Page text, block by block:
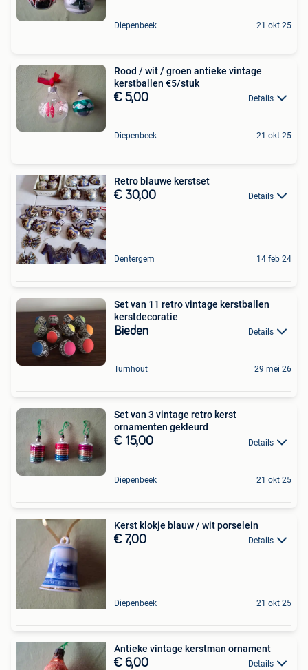
Diepenbeek 21 okt 25
Rood / wit / groen antieke vintage
kerstballen €5/stuk
€ 5,00 Details
Diepenbeek 21 okt 25
Retro blauwe kerstset
€ 30,00 Details
Dentergem 14 feb 24
Set van 11 retro vintage kerstballen
kerstdecoratie
Bieden Details
Turnhout 29 mei 26
Set van 3 vintage retro kerst
ornamenten gekleurd
€ 15,00 Details
Diepenbeek 21 okt 25
Kerst klokje blauw / wit porselein
€ 7,00 Details
Diepenbeek 21 okt 25
Antieke vintage kerstman ornament
€ 6,00 Details